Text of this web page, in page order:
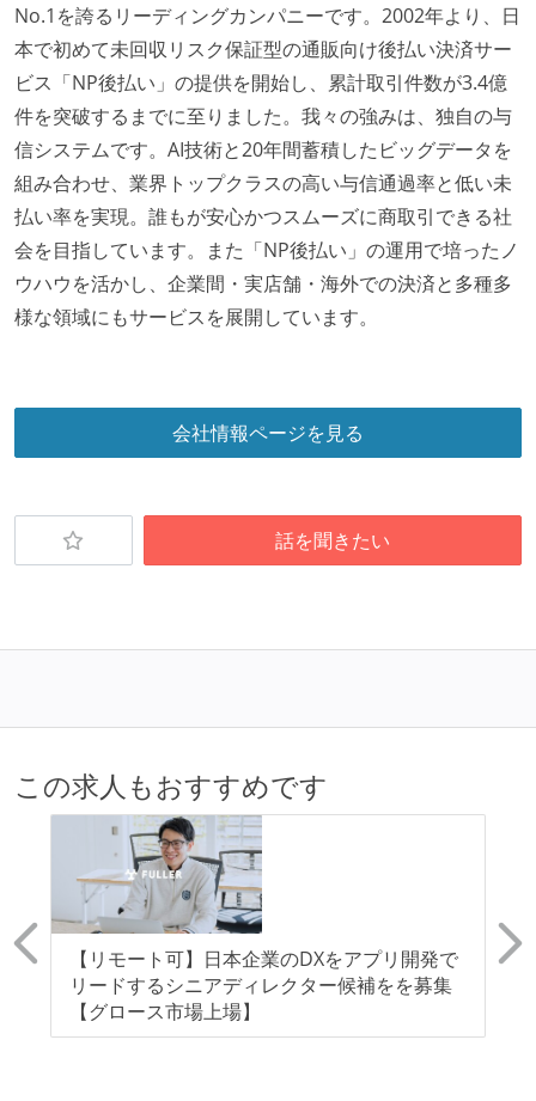
待遇・福利厚生
イベントへの業務参加やチケット負担など、会社とし
て、大規模カンファレンスへの参加を支援する制度が
ある
ストックオプションまたは自社株購入支援制度がある
選考プロセス
適性検査がある（SPIなど）
コーディングテストがある（オンラインテスト）
職業安定法に対応する記載事項
【フレックスタイム制を適応している】
フレックスタイム制の所定労働時間：1日平均8時間相
主な休暇：年末年始、夏季、慶弔休暇など
試用期間：あり（3ヶ月間）
社会保険：各種社会保険完備（雇用・労災・健康・厚
生年金）
受動喫煙防止措置：屋内禁煙（屋内に喫煙可能室設
置）
No.1を誇るリーディングカンパニーです。2002年より、日
本で初めて未回収リスク保証型の通販向け後払い決済サー
ビス「NP後払い」の提供を開始し、累計取引件数が3.4億
件を突破するまでに至りました。我々の強みは、独自の与
信システムです。AI技術と20年間蓄積したビッグデータを
組み合わせ、業界トップクラスの高い与信通過率と低い未
払い率を実現。誰もが安心かつスムーズに商取引できる社
会を目指しています。また「NP後払い」の運用で培ったノ
ウハウを活かし、企業間・実店舗・海外での決済と多種多
様な領域にもサービスを展開しています。
会社情報ページを見る
話を聞きたい
この求人もおすすめです
【リモート可】日本企業のDXをアプリ開発で
リードするシニアディレクター候補をを募集
【グロース市場上場】